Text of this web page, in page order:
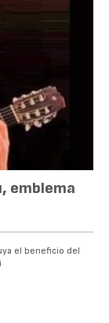
emblema
el beneficio del